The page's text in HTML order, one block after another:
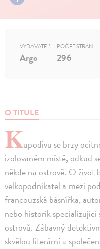
O TITULE
Kupodivu se brzy
izolovaném místě, odkud
někde na ostrově. O život
velkopodnikatel a mezi
francouzská básnířka,
nebo historik
ostrovů. Zábavný
skvělou literární a
VYDAVATEĽ
Argo
POČET STRÁN
296